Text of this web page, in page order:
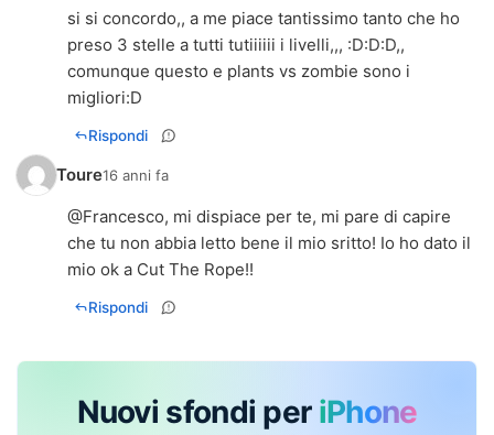
si si concordo,, a me piace tantissimo tanto che ho
preso 3 stelle a tutti tutiiiiii i livelli,,, :D:D:D,,
comunque questo e plants vs zombie sono i
migliori:D
Rispondi
Toure16 anni fa
@Francesco, mi dispiace per te, mi pare di capire
che tu non abbia letto bene il mio sritto! Io ho dato il
mio ok a Cut The Rope!!
Rispondi
Nuovi sfondi per iPhone